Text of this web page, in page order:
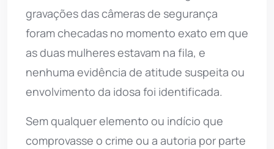
gravações das câmeras de segurança
foram checadas no momento exato em que
as duas mulheres estavam na fila, e
nenhuma evidência de atitude suspeita ou
envolvimento da idosa foi identificada.
Sem qualquer elemento ou indício que
comprovasse o crime ou a autoria por parte